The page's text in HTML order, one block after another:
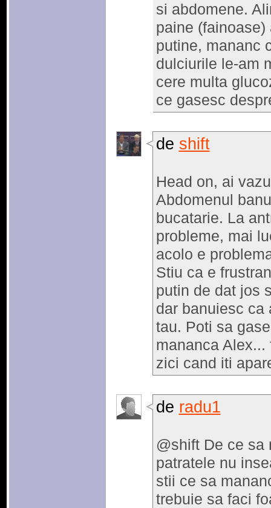
si abdomene.
paine
putine, mananc
dulciurile le-am
cere multa
ce gasesc
de shift
Head on, ai
Abdomenul
bucatarie. La
probleme, mai
acolo e
Stiu ca e
putin de dat jos
dar banuiesc ca
tau. Poti sa
mananca
zici cand iti
de radu1
@shift De ce sa
patratele nu
stii ce sa
trebuie sa faci